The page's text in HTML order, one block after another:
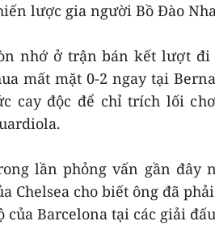
lược gia người Bồ Đào
nhớ ở trận bán kết lượt đi
mất mặt 0-2 ngay tại
cay độc để chỉ trích lối
lần phỏng vấn gần đây
Chelsea cho biết ông đã
của Barcelona tại các giải